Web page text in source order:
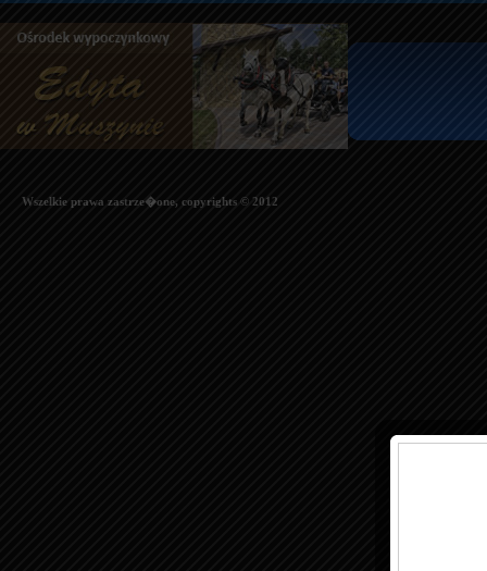
Wszelkie prawa zastrze�one, copyrights © 2012